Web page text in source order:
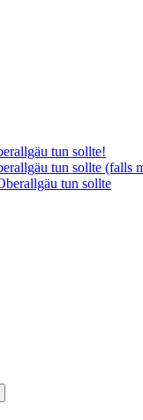
tun sollte!
tun sollte (falls
tun sollte